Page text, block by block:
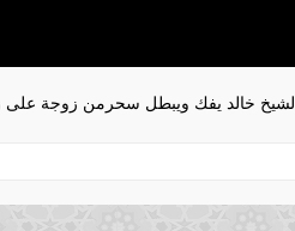
الشيخ خالد يفك ويبطل سحرمن زوجة على